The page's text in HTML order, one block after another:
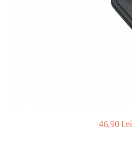
46,90 Lei